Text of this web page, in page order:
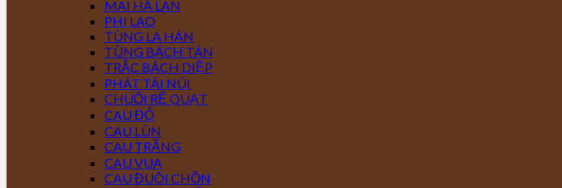
MAI HÀ LAN
PHI LAO
TÙNG LA HÁN
TÙNG BÁCH TÁN
TRẮC BÁCH DIỆP
PHÁT TÀI NÚI
CHUỐI RẼ QUẠT
CAU ĐỎ
CAU LÙN
CAU TRẮNG
CAU VUA
CAU ĐUÔI CHỒN